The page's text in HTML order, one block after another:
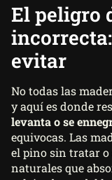
El peligro
evitar
No todas las
y aquí es donde
levanta o se
equivocas. Las
el pino sin tratar o
naturales que